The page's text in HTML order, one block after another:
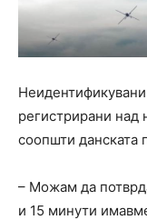
регистрирани над
соопшти данската
– Можам да
и 15 минути